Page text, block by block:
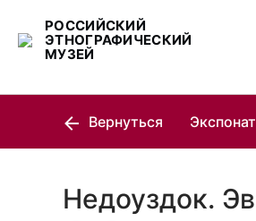
РОССИЙСКИЙ
ЭТНОГРАФИЧЕСКИЙ
МУЗЕЙ
Вернуться
Недоуздок.